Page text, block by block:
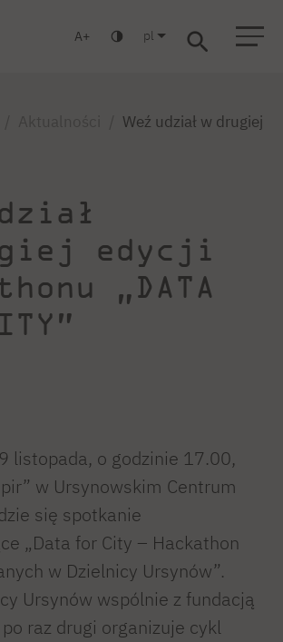
A pl
Weź udział w drugiej
edycji
„DATA
listopada, o godzinie 17.00,
w Ursynowskim Centrum
się spotkanie
„Data for City – Hackathon
w Dzielnicy Ursynów”.
Ursynów wspólnie z fundacją
raz drugi organizuje cykl